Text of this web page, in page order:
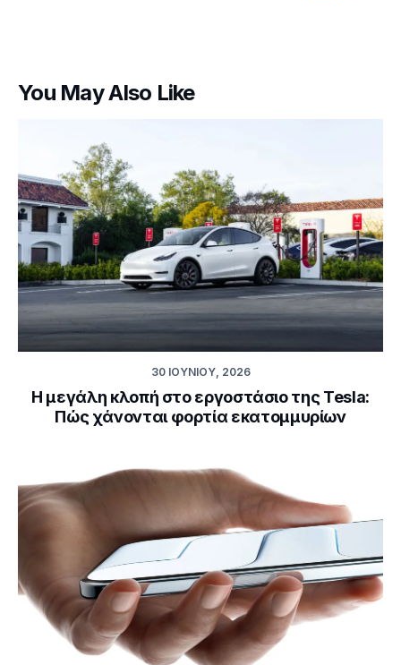
You May Also Like
30 ΙΟΥΝΊΟΥ, 2026
Η μεγάλη κλοπή στο εργοστάσιο της Tesla:
Πώς χάνονται φορτία εκατομμυρίων